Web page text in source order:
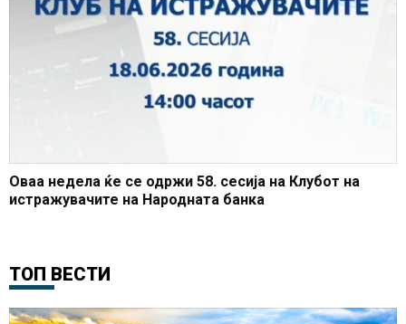
Оваа недела ќе се одржи 58. сесија на Клубот на
истражувачите на Народната банка
ТОП ВЕСТИ